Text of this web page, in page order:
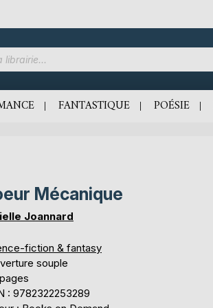
FANTASTIQUE POÉSIE
Mécanique
Joannard
fiction & fantasy
souple
: 9782322253289